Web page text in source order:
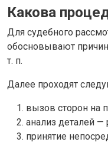
Какова
Для судебного
обосновывают
т. п.
Далее проходят
вызов сторон на
анализ деталей —
принятие